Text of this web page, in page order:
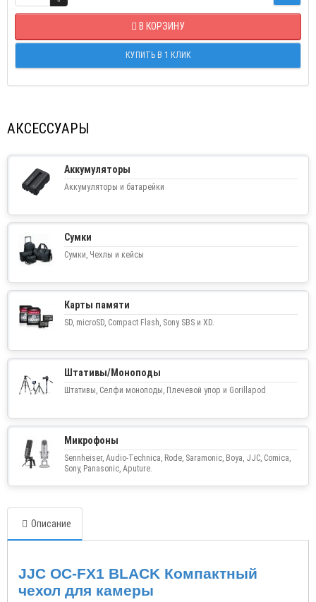
В КОРЗИНУ
КУПИТЬ В 1 КЛИК
АКСЕССУАРЫ
Аккумуляторы
Аккумуляторы и батарейки
Сумки
Сумки, Чехлы и кейсы
Карты памяти
SD, microSD, Compact Flash, Sony SBS и XD.
Штативы/Моноподы
Штативы, Селфи моноподы, Плечевой упор и Gorillapod
Микрофоны
Sennheiser, Audio-Technica, Rode, Saramonic, Boya, JJC, Comica,
Sony, Panasonic, Aputure.
Описание
JJC OC-FX1 BLACK Компактный
чехол для камеры